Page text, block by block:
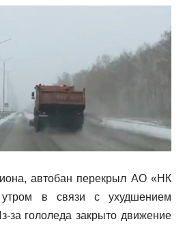
автобан перекрыл АО «НК
в связи с ухудшением
за гололеда закрыто движение